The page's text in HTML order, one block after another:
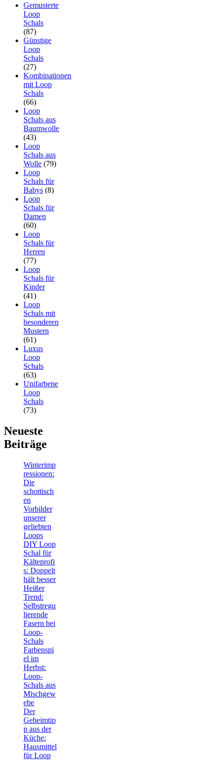
Gemusterte
Loop
Schals
(87)
Günstige
Loop
Schals
(27)
Kombinationen
mit Loop
Schals
(66)
Loop
Schals aus
Baumwolle
(43)
Loop
Schals aus
Wolle (79)
Loop
Schals für
Babys (8)
Loop
Schals für
Damen
(60)
Loop
Schals für
Herren
(77)
Loop
Schals für
Kinder
(41)
Loop
Schals mit
besonderen
Mustern
(61)
Luxus
Loop
Schals
(63)
Unifarbene
Loop
Schals
(73)
Neueste
Beiträge
Winterimp
ressionen:
Die
schottisch
en
Vorbilder
unserer
geliebten
Loops
DIY Loop
Schal für
Kälteprofi
s: Doppelt
hält besser
Heißer
Trend:
Selbstregu
lierende
Fasern bei
Loop-
Schals
Farbenspi
el im
Herbst:
Loop-
Schals aus
Mischgew
ebe
Der
Geheimtip
p aus der
Küche:
Hausmittel
für Loop